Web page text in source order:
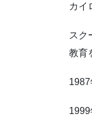
カイ
スク
教育